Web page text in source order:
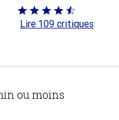
Coté
4.3 sur
Lire 109 critiques
ou moins